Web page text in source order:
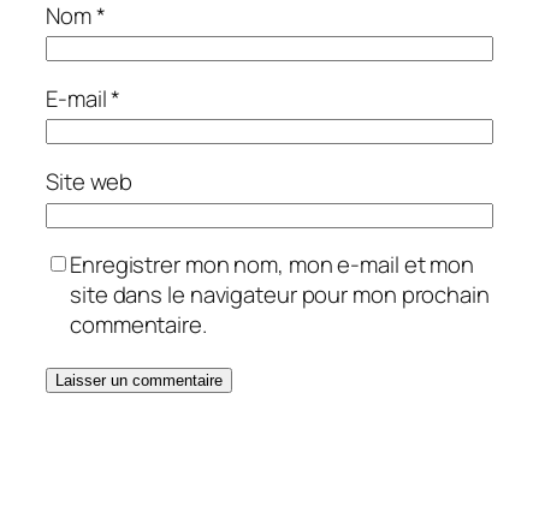
Nom*
E-mail*
Site web
Enregistrer mon nom, mon e-mail et mon
site dans le navigateur pour mon prochain
commentaire.